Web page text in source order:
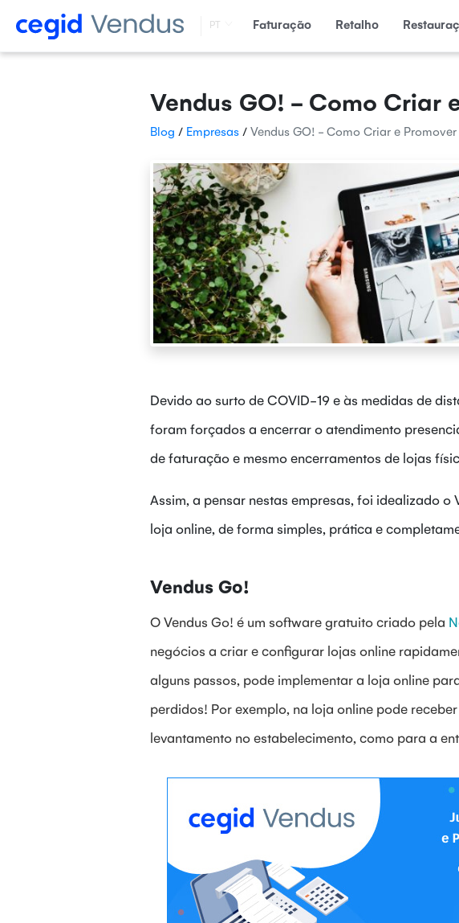
PT Faturação Retalho
Vendus GO! - Como Criar
Blog / Empresas / Vendus GO! - Como Criar e
Devido ao surto de COVID-19 e às medidas de
foram forçados a encerrar o atendimento
de faturação e mesmo encerramentos de lojas
Assim, a pensar nestas empresas, foi idealizado
loja online, de forma simples, prática e
Vendus Go!
O Vendus Go! é um software gratuito criado pela
negócios a criar e configurar lojas online
alguns passos, pode implementar a loja online
perdidos! Por exemplo, na loja online pode
levantamento no estabelecimento, como para a